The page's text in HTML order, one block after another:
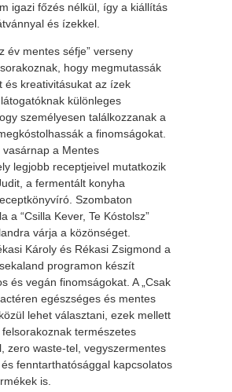
igazi főzés nélkül, így a kiállítás
és ízekkel.
év mentes séfje” verseny
hogy megmutassák
és kreativitásukat az ízek
különleges
személyesen találkozzanak a
a finomságokat.
vasárnap a Mentes
legjobb receptjeivel mutatkozik
a fermentált konyha
Szombaton
a “Csilla Kever, Te Kóstolsz”
várja a közönséget.
Károly és Rékasi Zsigmond a
programon készít
és vegán finomságokat. A „Csak
egészséges és mentes
lehet választani, ezek mellett
természetes
zero waste-tel, vegyszermentes
fenntarthatósággal kapcsolatos
is.